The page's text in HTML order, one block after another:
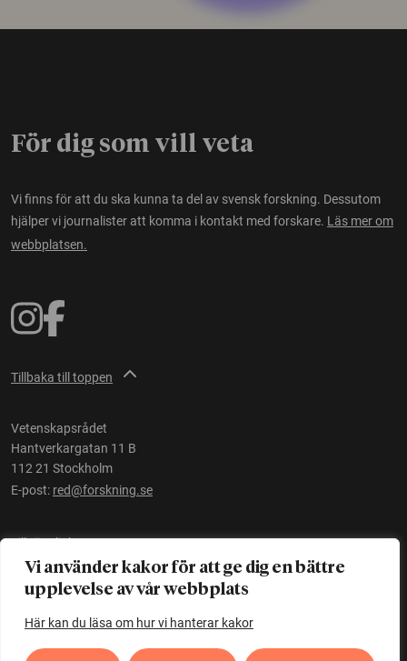
Vi använder kakor för att ge dig en bättre
upplevelse av vår webbplats
Här kan du läsa om hur vi hanterar kakor
För dig som vill veta
Vi finns för att du ska kunna ta del av svensk forskning. Dessutom
hjälper vi journalister att komma i kontakt med forskare. Läs mer om
webbplatsen.
Tillbaka till toppen
Vetenskapsrådet
Hantverkargatan 11 B
112 21 Stockholm
E-post: red@forskning.se
Tillgänglighet
Ett initiativ avVetenskapsrådet